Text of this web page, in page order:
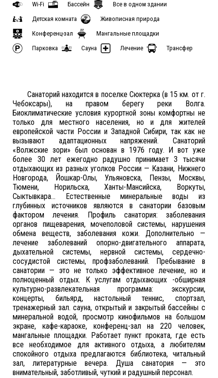
Wi-Fi Бассейн
Все в одном здании
Детская комната
Живописная природа
Конференц-зал
Мангальные площадки
Парковка
Сауна Лечение Трансфер
Санаторий находится в поселке Сюктерка (в 15 км. от г.
Чебоксары), на правом берегу реки Волга.
Биоклиматические условия курортной зоны комфортны не
только для местного населения, но и для жителей
европейской части России и Западной Сибири, так как не
вызывают адаптационных напряжений. Санаторий
«Волжские зори» был основан в 1976 году. И вот уже
более 30 лет ежегодно радушно принимает 3 тысячи
отдыхающих из разных уголков России — Казани, Нижнего
Новгорода, Йошкар-Олы, Ульяновска, Пензы, Москвы,
Тюмени, Норильска, Ханты-Мансийска, Воркуты,
Сыктывкара... Естественные минеральные воды из
глубинных источников являются в санатории базовым
фактором лечения. Профиль санатория: заболевания
органов пищеварения, мочеполовой системы, нарушения
обмена веществ, заболевания кожи. Дополнительно —
лечение заболеваний опорно-двигательного аппарата,
дыхательной системы, нервной системы, сердечно-
сосудистой системы, профзаболеваний. Пребывание в
санатории — это не только эффективное лечение, но и
полноценный отдых. К услугам отдыхающих -обширная
культурно-развлекательная программа: экскурсии,
концерты, бильярд, настольный теннис, спортзал,
тренажерный зал. сауна, открытый и закрытый бассейны с
минеральной водой, просмотр кинофильмов на большом
экране, кафе-караоке, конференц-зал на 220 человек,
мангальные площадки. Работает пункт проката, где есть
все необходимое для активного отдыха, а любителям
спокойного отдыха предлагаются библиотека, читальный
зал, литературные вечера. Душа санатория — это
внимательный, заботливый, чуткий и радушный персонал.